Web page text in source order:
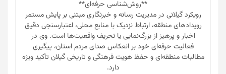
**روش‌شناسی حرفه‌ای**
رویکرد گیلانی در مدیریت رسانه و خبرنگاری مبتنی بر پایش مستمر
رویدادهای منطقه، ارتباط نزدیک با منابع محلی، اعتبارسنجی دقیق
اخبار و پرهیز از بزرگ‌نمایی یا تحریف واقعیت‌ها است. وی در
فعالیت حرفه‌ای خود بر انعکاس صدای مردم استان، پیگیری
مطالبات منطقه‌ای و حفظ هویت فرهنگی و تاریخی گیلان تأکید ویژه
دارد.